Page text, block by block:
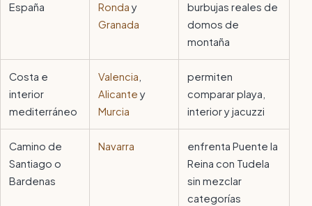
España
Ronda y
Granada
burbujas reales de
domos de
montaña
Costa e
interior
mediterráneo
Valencia
Alicante y
Murcia
permiten
comparar playa,
interior y jacuzzi
Camino de
Santiago o
Bardenas
Navarra
enfrenta Puente la
Reina con Tudela
sin mezclar
categorías